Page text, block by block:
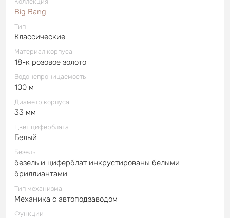
Big Bang
Тип
Классические
Материал корпуса
18-к розовое золото
Водонепроницаемость
100 м
Диаметр корпуса
33 мм
Цвет циферблата
Белый
Безель
безель и циферблат инкрустированы белыми
бриллиантами
Тип механизма
Механика с автоподзаводом
Функции